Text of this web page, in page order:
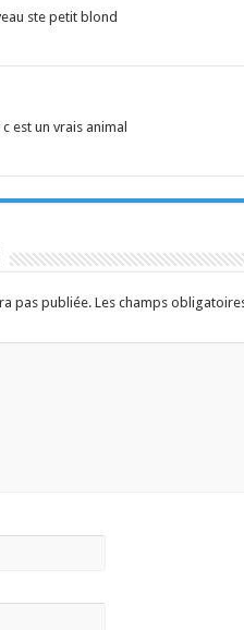
ste petit blond
est un vrais animal
pas publiée. Les champs